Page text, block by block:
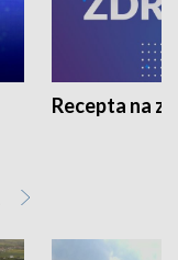
Recepta na